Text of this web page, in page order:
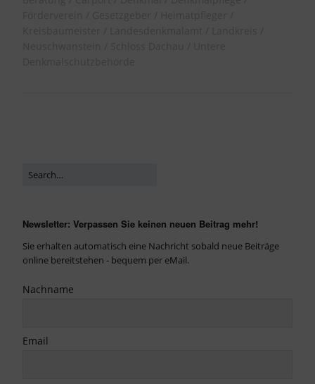
Newsletter: Verpassen Sie keinen neuen Beitrag mehr!
Sie erhalten automatisch eine Nachricht sobald neue Beiträge
online bereitstehen - bequem per eMail.
Nachname
Email